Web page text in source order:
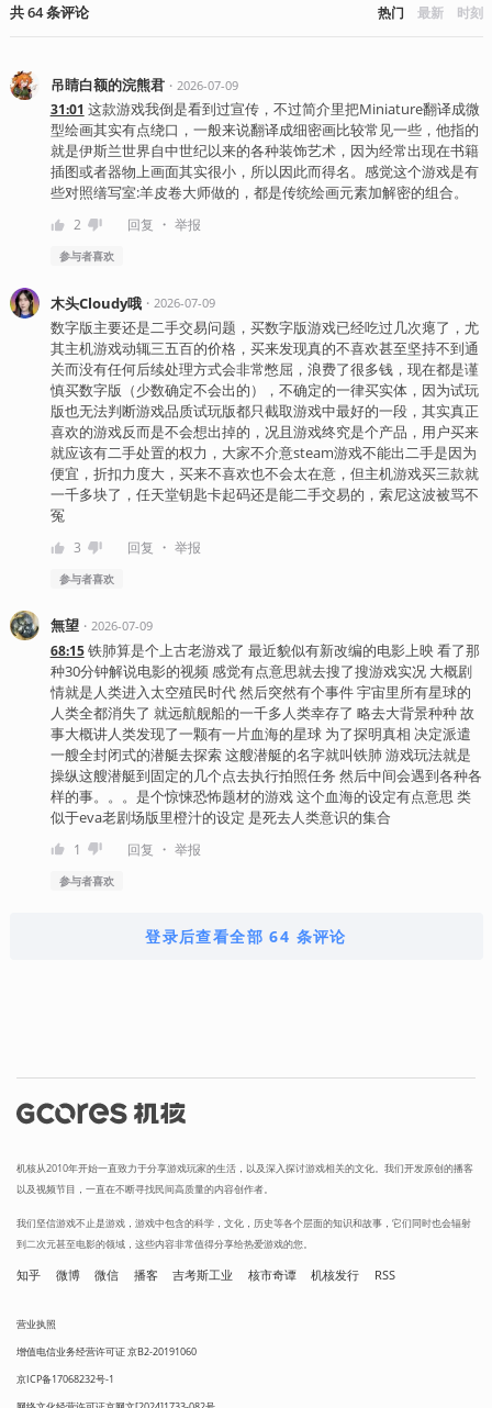
共64条评论 热门 最新 时刻
吊睛白额的浣熊君・ 2026-07-09
31:01 这款游戏我倒是看到过宣传，不过简介里把Miniature翻译成微
型绘画其实有点绕口，一般来说翻译成细密画比较常见一些，他指的
就是伊斯兰世界自中世纪以来的各种装饰艺术，因为经常出现在书籍
插图或者器物上画面其实很小，所以因此而得名。感觉这个游戏是有
些对照缮写室:羊皮卷大师做的，都是传统绘画元素加解密的组合。
2 回复 ・ 举报
参与者喜欢
木头Cloudy哦・ 2026-07-09
数字版主要还是二手交易问题，买数字版游戏已经吃过几次瘪了，尤
其主机游戏动辄三五百的价格，买来发现真的不喜欢甚至坚持不到通
关而没有任何后续处理方式会非常憋屈，浪费了很多钱，现在都是谨
慎买数字版（少数确定不会出的），不确定的一律买实体，因为试玩
版也无法判断游戏品质试玩版都只截取游戏中最好的一段，其实真正
喜欢的游戏反而是不会想出掉的，况且游戏终究是个产品，用户买来
就应该有二手处置的权力，大家不介意steam游戏不能出二手是因为
便宜，折扣力度大，买来不喜欢也不会太在意，但主机游戏买三款就
一千多块了，任天堂钥匙卡起码还是能二手交易的，索尼这波被骂不
冤
3 回复 ・ 举报
参与者喜欢
無望・ 2026-07-09
68:15铁肺算是个上古老游戏了 最近貌似有新改编的电影上映 看了那
种30分钟解说电影的视频 感觉有点意思就去搜了搜游戏实况 大概剧
情就是人类进入太空殖民时代 然后突然有个事件 宇宙里所有星球的
人类全都消失了 就远航舰船的一千多人类幸存了 略去大背景种种 故
事大概讲人类发现了一颗有一片血海的星球 为了探明真相 决定派遣
一艘全封闭式的潜艇去探索 这艘潜艇的名字就叫铁肺 游戏玩法就是
操纵这艘潜艇到固定的几个点去执行拍照任务 然后中间会遇到各种各
样的事。。。是个惊悚恐怖题材的游戏 这个血海的设定有点意思 类
似于eva老剧场版里橙汁的设定 是死去人类意识的集合
1 回复 ・ 举报
参与者喜欢
登录后查看全部 64 条评论
机核从2010年开始一直致力于分享游戏玩家的生活，以及深入探讨游戏相关的文化。我们开发原创的播客
以及视频节目，一直在不断寻找民间高质量的内容创作者。
我们坚信游戏不止是游戏，游戏中包含的科学，文化，历史等各个层面的知识和故事，它们同时也会辐射
到二次元甚至电影的领域，这些内容非常值得分享给热爱游戏的您。
知乎 微博 微信 播客 吉考斯工业 核市奇谭 机核发行 RSS
营业执照
增值电信业务经营许可证 京B2-20191060
京ICP备17068232号-1